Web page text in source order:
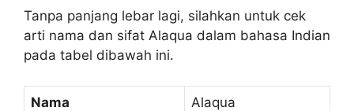
Tanpa panjang lebar lagi, silahkan untuk cek
arti nama dan sifat Alaqua dalam bahasa Indian
pada tabel dibawah ini.
Nama Alaqua